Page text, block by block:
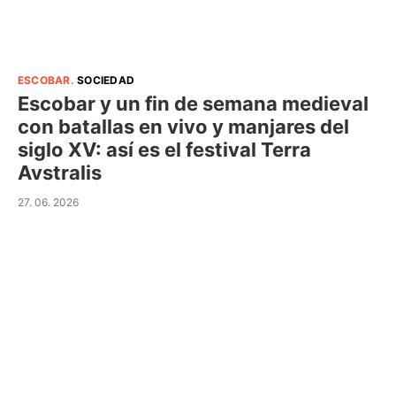
ESCOBAR.SOCIEDAD
Escobar y un fin de semana medieval
con batallas en vivo y manjares del
siglo XV: así es el festival Terra
Avstralis
27. 06. 2026